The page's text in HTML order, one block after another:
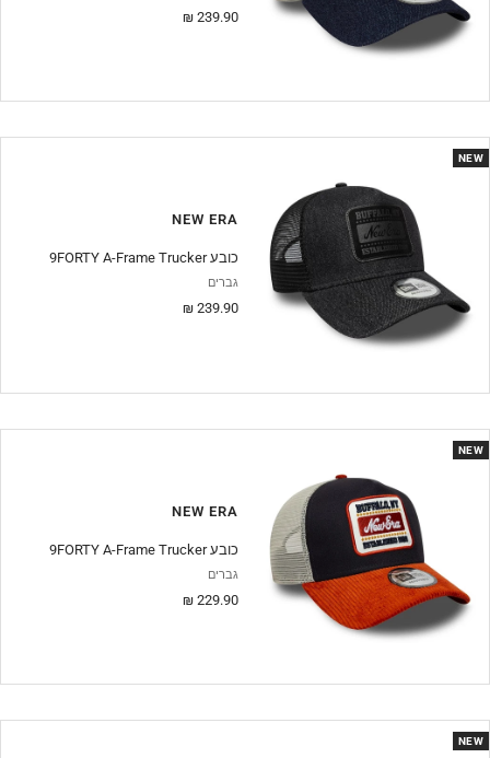
מחיר
239.90 ₪
NEW
NEW ERA
9FORTY A-Frame Trucker כובע
גברים
מחיר
239.90 ₪
NEW
NEW ERA
9FORTY A-Frame Trucker כובע
גברים
מחיר
229.90 ₪
NEW